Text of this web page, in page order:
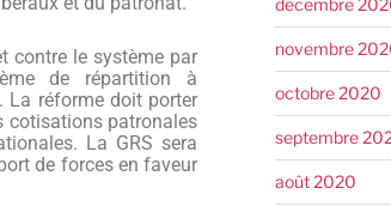
contre le système par
de répartition à
La réforme doit porter
cotisations patronales
La GRS sera
de forces en faveur
novembre
octobre 2020
septembre
août 2020